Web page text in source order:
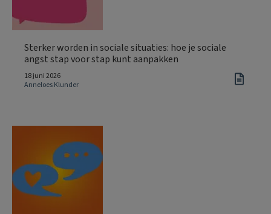
Sterker worden in sociale situaties: hoe je sociale
angst stap voor stap kunt aanpakken
18 juni 2026
Anneloes Klunder